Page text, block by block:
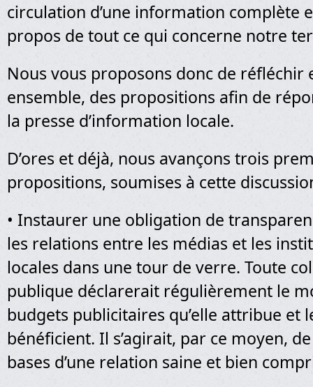
circulation d’une information complète
propos de tout ce qui concerne notre
Nous vous proposons donc de réfléchir
ensemble, des propositions afin de
la presse d’information locale.
D’ores et déjà, nous avançons trois
propositions, soumises à cette
• Instaurer une obligation de
les relations entre les médias et les
locales dans une tour de verre. Toute
publique déclarerait régulièrement le
budgets publicitaires qu’elle attribue et
bénéficient. Il s’agirait, par ce moyen,
bases d’une relation saine et bien